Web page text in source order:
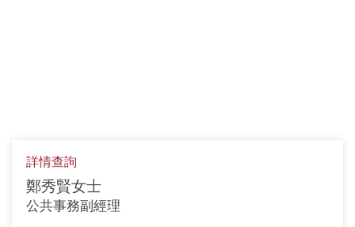
詳情查詢
鄭秀賢女士
公共事務副經理